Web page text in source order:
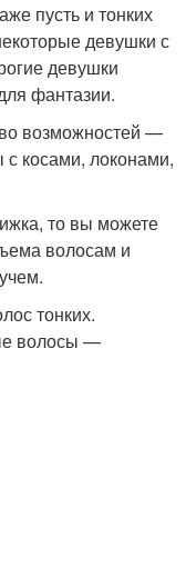
пусть и тонких
девушки с
девушки
фантазии.
возможностей —
косами, локонами,
то вы можете
волосам и